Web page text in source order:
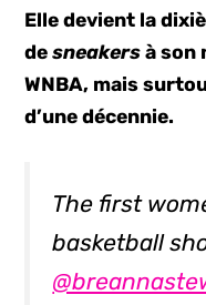
Elle devient la
desneakers à son
WNBA, mais
d’une décennie.
The first
basketball